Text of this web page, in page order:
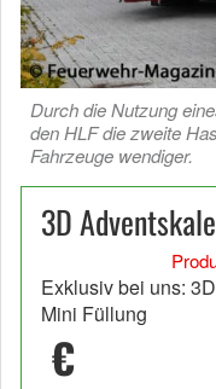
Durch die Nutzung
den HLF die zweite
Fahrzeuge wendiger.
3D
Exklusiv bei uns:
Mini Füllung
€